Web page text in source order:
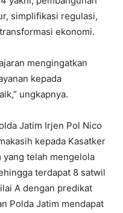
simplifikasi regulasi,
ekonomi.
mengingatkan
kepada
ungkapnya.
Jatim Irjen Pol Nico
kepada Kasatker
yang telah mengelola
terdapat 8 satwil
A dengan predikat
Polda Jatim mendapat